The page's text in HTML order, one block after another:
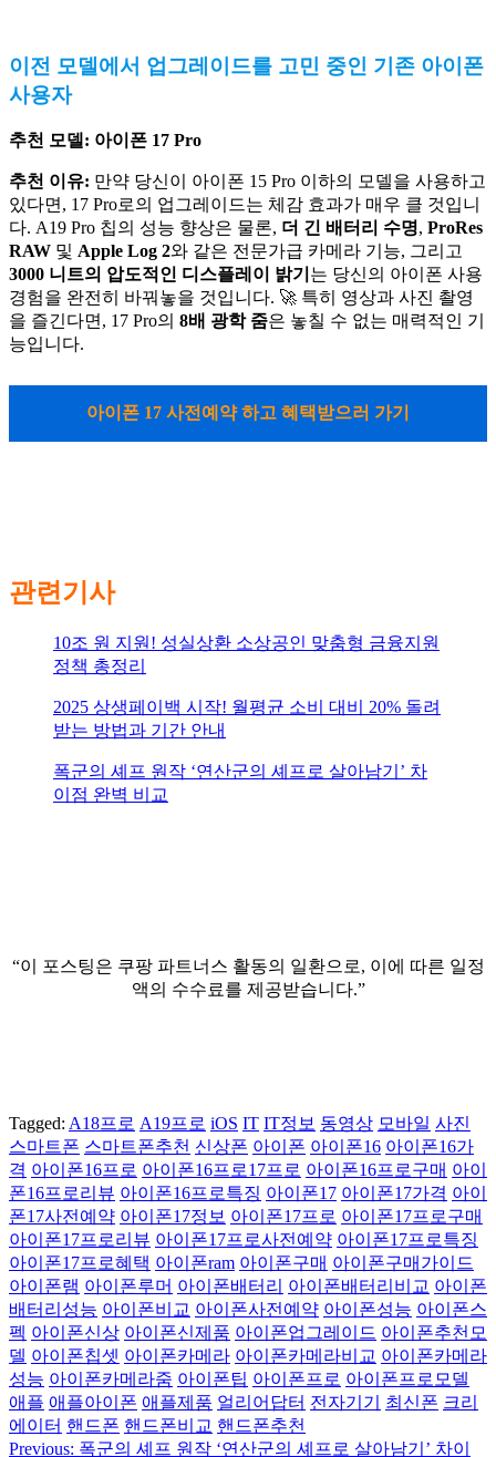
이전 모델에서 업그레이드를 고민 중인 기존 아이폰
사용자
추천 모델: 아이폰 17 Pro
추천 이유: 만약 당신이 아이폰 15 Pro 이하의 모델을 사용하고
있다면, 17 Pro로의 업그레이드는 체감 효과가 매우 클 것입니
다. A19 Pro 칩의 성능 향상은 물론, 더 긴 배터리 수명, ProRes
RAW 및 Apple Log 2와 같은 전문가급 카메라 기능, 그리고
3000 니트의 압도적인 디스플레이 밝기 는 당신의 아이폰 사용
경험을 완전히 바꿔놓을 것입니다. 🚀 특히 영상과 사진 촬영
을 즐긴다면, 17 Pro의 8배 광학 줌은 놓칠 수 없는 매력적인 기
능입니다.
아이폰 17 사전예약 하고 혜택받으러 가기
관련기사
10조 원 지원! 성실상환 소상공인 맞춤형 금융지원
정책 총정리
2025 상생페이백 시작! 월평균 소비 대비 20% 돌려
받는 방법과 기간 안내
폭군의 셰프 원작 ‘연산군의 셰프로 살아남기’ 차
이점 완벽 비교
“이 포스팅은 쿠팡 파트너스 활동의 일환으로, 이에 따른 일정
액의 수수료를 제공받습니다.”
Tagged: A18프로 A19프로 iOS IT IT정보 동영상 모바일 사진
스마트폰 스마트폰추천 신상폰 아이폰 아이폰16 아이폰16가
격 아이폰16프로 아이폰16프로17프로 아이폰16프로구매 아이
폰16프로리뷰 아이폰16프로특징 아이폰17 아이폰17가격 아이
폰17사전예약 아이폰17정보 아이폰17프로 아이폰17프로구매
아이폰17프로리뷰 아이폰17프로사전예약 아이폰17프로특징
아이폰17프로혜택 아이폰ram 아이폰구매 아이폰구매가이드
아이폰램 아이폰루머 아이폰배터리 아이폰배터리비교 아이폰
배터리성능 아이폰비교 아이폰사전예약 아이폰성능 아이폰스
펙 아이폰신상 아이폰신제품 아이폰업그레이드 아이폰추천모
델 아이폰칩셋 아이폰카메라 아이폰카메라비교 아이폰카메라
성능 아이폰카메라줌 아이폰팁 아이폰프로 아이폰프로모델
애플 애플아이폰 애플제품 얼리어답터 전자기기 최신폰 크리
에이터 핸드폰 핸드폰비교 핸드폰추천
Previous: 폭군의 셰프 원작 ‘연산군의 셰프로 살아남기’ 차이